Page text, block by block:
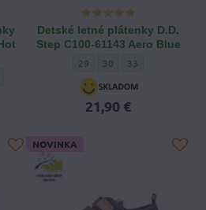
Step C100-61143F Hot Pink - Veľkosť
D.D. Step C100-61143F Hot Pink -
plátenky D.D. Step C100-61143F Hot Pink -
letné plátenky D.D. Step C100-61143F Hot
letné plátenky D.D. Step C100-
Detské letné plátenky D.D.
Step C100-61143 Aero Blue
Detské letné plátenky D.D.
29 Detské letné plátenky
30 Detské letné
33
21,90 €
NOVINKA